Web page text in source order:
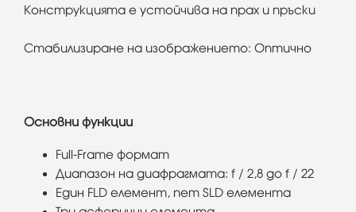
Конструкцията е устойчива на прах и пръски
Стабилизиране на изображението: Оптично
Основни функции
Full-Frame формат
Диапазон на диафрагмата: f / 2,8 до f / 22
Един FLD елемент, пет SLD елемента